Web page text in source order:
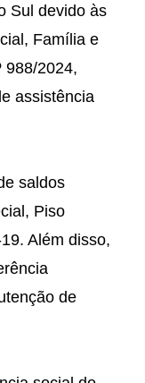
Sul devido às
Família e
988/2024,
assistência
saldos
Piso
Além disso,
de